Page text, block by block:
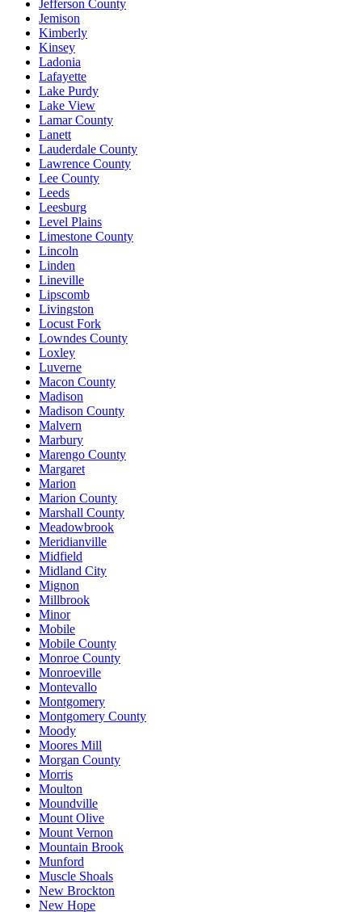
Jefferson County
Jemison
Kimberly
Kinsey
Ladonia
Lafayette
Lake Purdy
Lake View
Lamar County
Lanett
Lauderdale County
Lawrence County
Lee County
Leeds
Leesburg
Level Plains
Limestone County
Lincoln
Linden
Lineville
Lipscomb
Livingston
Locust Fork
Lowndes County
Loxley
Luverne
Macon County
Madison
Madison County
Malvern
Marbury
Marengo County
Margaret
Marion
Marion County
Marshall County
Meadowbrook
Meridianville
Midfield
Midland City
Mignon
Millbrook
Minor
Mobile
Mobile County
Monroe County
Monroeville
Montevallo
Montgomery
Montgomery County
Moody
Moores Mill
Morgan County
Morris
Moulton
Moundville
Mount Olive
Mount Vernon
Mountain Brook
Munford
Muscle Shoals
New Brockton
New Hope